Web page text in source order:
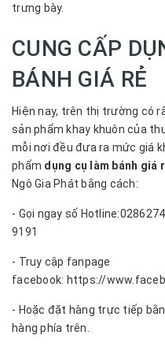
trưng bày.
CUNG CẤP
BÁNH GIÁ RẺ
Hiện nay, trên thị trường có
sản phẩm khay khuôn của
mỗi nơi đều đưa ra mức giá
phẩm dụng cụ làm bánh giá
Ngô Gia Phát bằng cách:
- Gọi ngay số
9191
- Truy cập fanpage
facebook: https://
- Hoặc đặt hàng trực tiếp
hàng phía trên.